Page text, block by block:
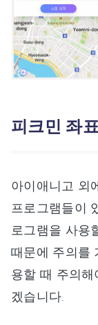
피크민 좌
아이애니고 외
프로그램들이
로그램을 사용
때문에 주의를
용할 때 주의
겠습니다.